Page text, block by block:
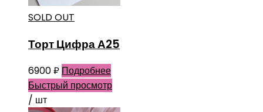
SOLD OUT
Торт Цифра А25
6900₽ Подробнее
Быстрый просмотр
/ шт